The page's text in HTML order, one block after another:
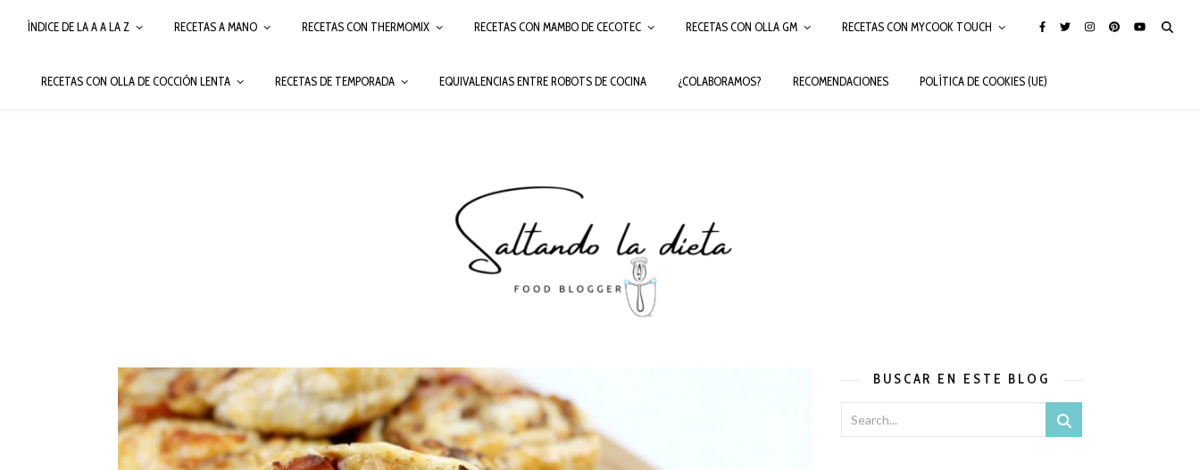
ÍNDICE DE LA A A LA Z RECETAS A MANO RECETAS CON THERMOMIX RECETAS CON MAMBO DE CECOTEC RECETAS CON OLLA GM RECETAS CON MYCOOK TOUCH
RECETAS CON OLLA DE COCCIÓN LENTA RECETAS DE TEMPORADA EQUIVALENCIAS ENTRE ROBOTS DE COCINA ¿COLABORAMOS? RECOMENDACIONES POLÍTICA DE COOKIES (UE)
Blog de recetas de cocina paso a paso. Recetas a mano, recetas con Thermomix y Mambo de Cecotec.
BUSCAR EN ESTE BLOG